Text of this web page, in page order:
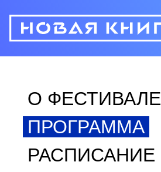
О ФЕСТИВАЛЕ
ПРОГРАММА
РАСПИСАНИЕ